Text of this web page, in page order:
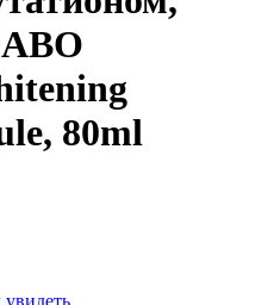
80ml